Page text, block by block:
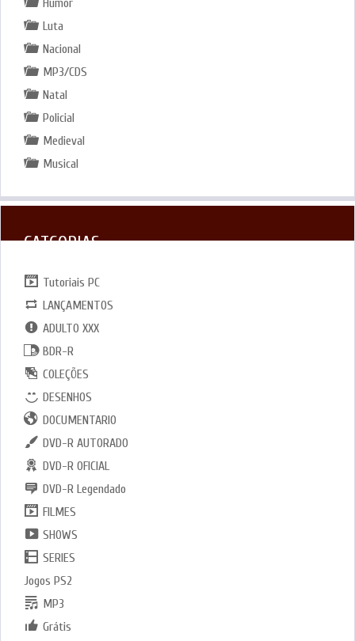
Humor
Luta
Nacional
MP3/CDS
Natal
Policial
Medieval
Musical
CATGORIAS
Tutoriais PC
LANÇAMENTOS
ADULTO XXX
BDR-R
COLEÇÕES
DESENHOS
DOCUMENTARIO
DVD-R AUTORADO
DVD-R OFICIAL
DVD-R Legendado
FILMES
SHOWS
SERIES
Jogos PS2
MP3
Grátis